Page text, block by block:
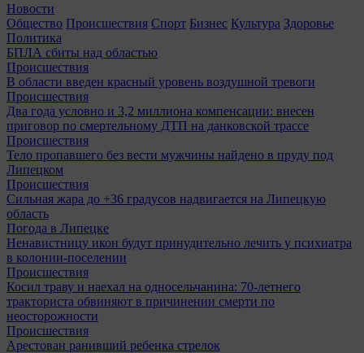
Новости
Общество Происшествия Спорт Бизнес Культура Здоровье
Политика
БПЛА сбиты над областью
Происшествия
В области введен красный уровень воздушной тревоги
Происшествия
Два года условно и 3,2 миллиона компенсации: внесен
приговор по смертельному ДТП на данковской трассе
Происшествия
Тело пропавшего без вести мужчины найдено в пруду под
Липецком
Происшествия
Сильная жара до +36 градусов надвигается на Липецкую
область
Погода в Липецке
Ненавистницу икон будут принудительно лечить у психиатра
в колонии-поселении
Происшествия
Косил траву и наехал на односельчанина: 70-летнего
тракториста обвиняют в причинении смерти по
неосторожности
Происшествия
Арестован ранивший ребенка стрелок